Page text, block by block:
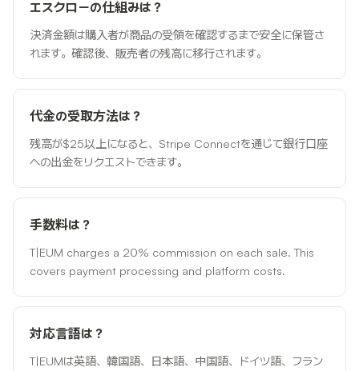
エスクローの仕組みは？
決済金額は購入者が商品の受領を確認するまで安全に保管さ
れます。確認後、販売者の残高に移行されます。
代金の受取方法は？
残高が$25以上になると、Stripe Connectを通じて銀行口座
への出金をリクエストできます。
手数料は？
T|EUM charges a 20% commission on each sale. This
covers payment processing and platform costs.
対応言語は？
T|EUMは英語、韓国語、日本語、中国語、ドイツ語、フラン